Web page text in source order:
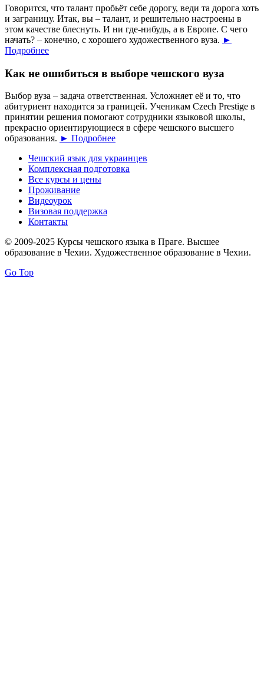
Говорится, что талант пробьёт себе дорогу, веди та дорога хоть
и заграницу. Итак, вы – талант, и решительно настроены в
этом качестве блеснуть. И ни где-нибудь, а в Европе. С чего
начать? – конечно, с хорошего художественного вуза. ►
Подробнее
Как не ошибиться в выборе чешского вуза
Выбор вуза – задача ответственная. Усложняет её и то, что
абитуриент находится за границей. Ученикам Czech Prestige в
принятии решения помогают сотрудники языковой школы,
прекрасно ориентирующиеся в сфере чешского высшего
образования. ► Подробнее
Чешский язык для украинцев
Комплексная подготовка
Все курсы и цены
Проживание
Видеоурок
Визовая поддержка
Контакты
© 2009-2025 Курсы чешского языка в Праге. Высшее
образование в Чехии. Художественное образование в Чехии.
Go Top